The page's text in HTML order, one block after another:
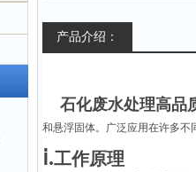
产品介绍：
石化废水处理高品
和悬浮固体。广泛应用在许多不
ⅰ.工作原理